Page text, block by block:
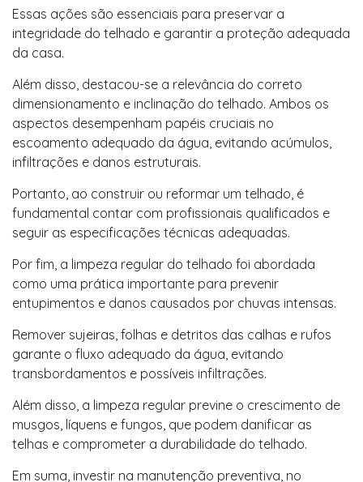
Essas ações são essenciais para preservar a
integridade do telhado e garantir a proteção adequada
da casa.
Além disso, destacou-se a relevância do correto
dimensionamento e inclinação do telhado. Ambos os
aspectos desempenham papéis cruciais no
escoamento adequado da água, evitando acúmulos,
infiltrações e danos estruturais.
Portanto, ao construir ou reformar um telhado, é
fundamental contar com profissionais qualificados e
seguir as especificações técnicas adequadas.
Por fim, a limpeza regular do telhado foi abordada
como uma prática importante para prevenir
entupimentos e danos causados por chuvas intensas.
Remover sujeiras, folhas e detritos das calhas e rufos
garante o fluxo adequado da água, evitando
transbordamentos e possíveis infiltrações.
Além disso, a limpeza regular previne o crescimento de
musgos, líquens e fungos, que podem danificar as
telhas e comprometer a durabilidade do telhado.
Em suma, investir na manutenção preventiva, no